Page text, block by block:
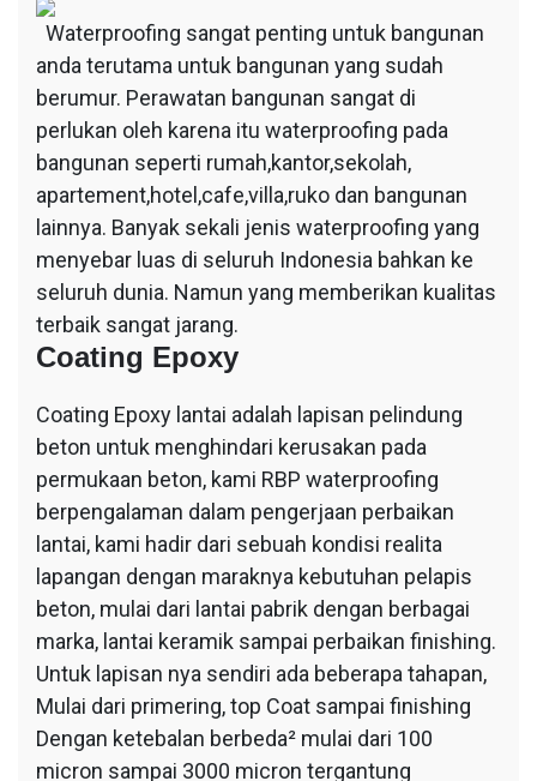
Waterproofing sangat penting untuk bangunan
anda terutama untuk bangunan yang sudah
berumur. Perawatan bangunan sangat di
perlukan oleh karena itu waterproofing pada
bangunan seperti rumah,kantor,sekolah,
apartement,hotel,cafe,villa,ruko dan bangunan
lainnya. Banyak sekali jenis waterproofing yang
menyebar luas di seluruh Indonesia bahkan ke
seluruh dunia. Namun yang memberikan kualitas
terbaik sangat jarang.
Coating Epoxy
Coating Epoxy lantai adalah lapisan pelindung
beton untuk menghindari kerusakan pada
permukaan beton, kami RBP waterproofing
berpengalaman dalam pengerjaan perbaikan
lantai, kami hadir dari sebuah kondisi realita
lapangan dengan maraknya kebutuhan pelapis
beton, mulai dari lantai pabrik dengan berbagai
marka, lantai keramik sampai perbaikan finishing.
Untuk lapisan nya sendiri ada beberapa tahapan,
Mulai dari primering, top Coat sampai finishing
Dengan ketebalan berbeda² mulai dari 100
micron sampai 3000 micron tergantung